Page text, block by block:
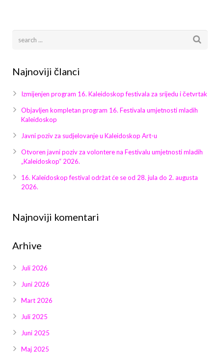
Video 2012
Video 2015
Video 2016
Video 2017
Video 2018
Galerija 2011
Galerija 2014
Galerija 2015
Galerija 2016
Galerija 2017
Galerija 2019
Galerija 2022
Galerija 2023
Galerija 2025
Kontakt
Najnoviji članci
Izmijenjen program 16. Kaleidoskop festivala za srijedu i četvrtak
Objavljen kompletan program 16. Festivala umjetnosti mladih
Kaleidoskop
Javni poziv za sudjelovanje u Kaleidoskop Art-u
Otvoren javni poziv za volontere na Festivalu umjetnosti mladih
„Kaleidoskop“ 2026.
16. Kaleidoskop festival održat će se od 28. jula do 2. augusta
2026.
Najnoviji komentari
Arhive
Juli 2026
Juni 2026
Mart 2026
Juli 2025
Juni 2025
Maj 2025